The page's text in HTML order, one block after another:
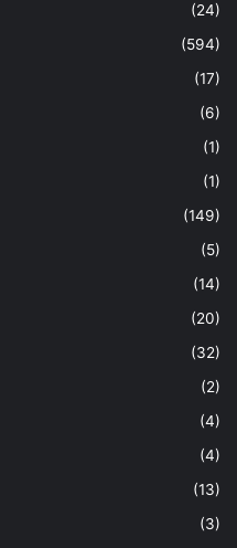
(24)
(594)
(17)
(6)
(1)
(1)
(149)
(5)
(14)
(20)
(32)
(2)
(4)
(4)
(13)
(3)